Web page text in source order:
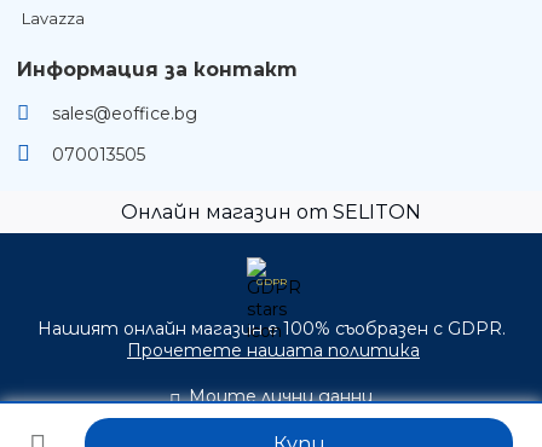
Lavazza
Информация за контакт
sales@eoffice.bg
070013505
Онлайн магазин от SELITON
GDPR
Нашият онлайн магазин е 100% съобразен с GDPR.
Прочетете нашата политика
Моите лични данни